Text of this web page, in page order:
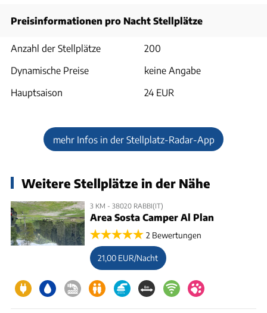
Preisinformationen pro Nacht Stellplätze
Anzahl der Stellplätze
200
Dynamische Preise
keine Angabe
Hauptsaison
24 EUR
mehr Infos in der Stellplatz-Radar-App
Weitere Stellplätze in der Nähe
3 KM - 38020 RABBI(IT)
Area Sosta Camper Al Plan
2 Bewertungen
21,00 EUR/Nacht